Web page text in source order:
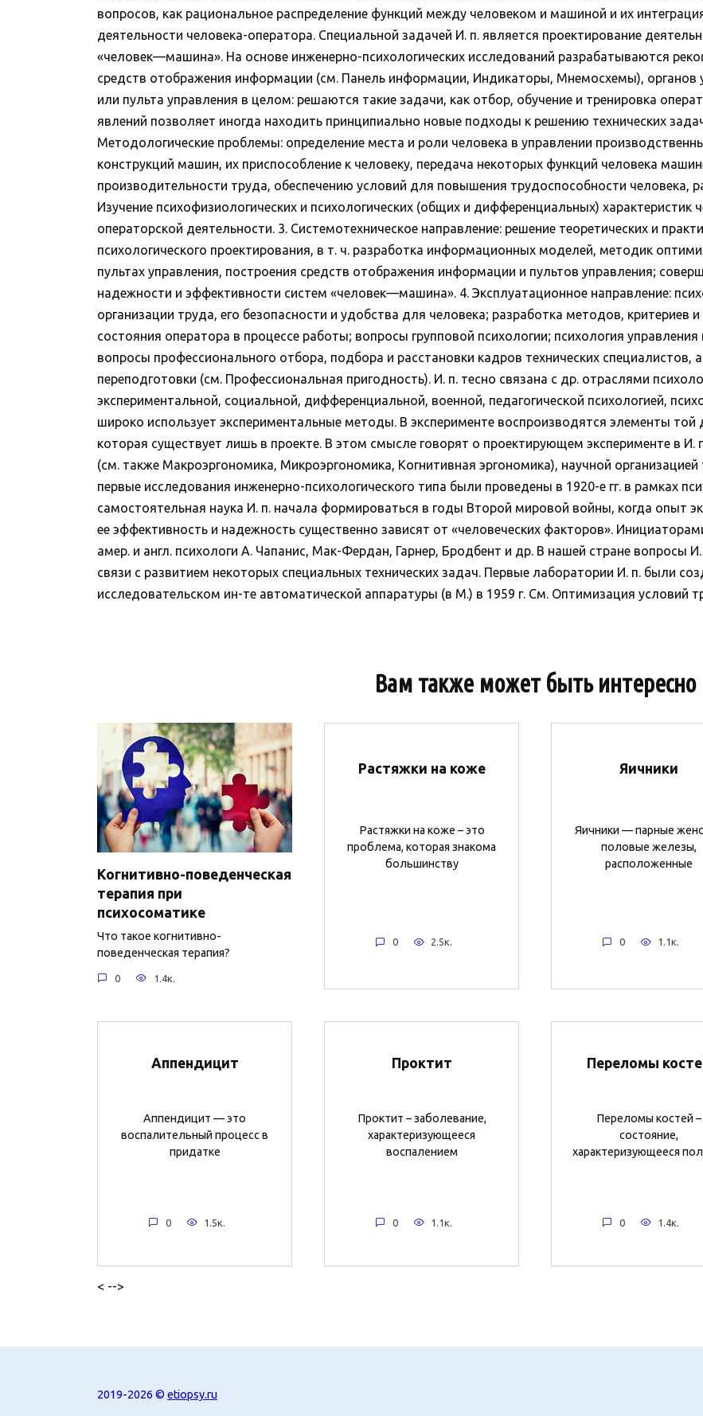
вопросов, как рациональное распределение функций между человеком и машиной и их
деятельности человека-оператора. Специальной задачей И. п. является проектирование
«человек—машина». На основе инженерно-психологических исследований разрабатываются
средств отображения информации (см. Панель информации, Индикаторы, Мнемосхемы), органов
или пульта управления в целом: решаются такие задачи, как отбор, обучение и тренировка
явлений позволяет иногда находить принципиально новые подходы к решению технических
Методологические проблемы: определение места и роли человека в управлении
конструкций машин, их приспособление к человеку, передача некоторых функций человека
производительности труда, обеспечению условий для повышения трудоспособности человека,
Изучение психофизиологических и психологических (общих и дифференциальных) характеристик
операторской деятельности. 3. Системотехническое направление: решение теоретических и
психологического проектирования, в т. ч. разработка информационных моделей, методик
пультах управления, построения средств отображения информации и пультов управления;
надежности и эффективности систем «человек—машина». 4. Эксплуатационное направление:
организации труда, его безопасности и удобства для человека; разработка методов, критериев
состояния оператора в процессе работы; вопросы групповой психологии; психология управления
вопросы профессионального отбора, подбора и расстановки кадров технических специалистов,
переподготовки (см. Профессиональная пригодность). И. п. тесно связана с др. отраслями
экспериментальной, социальной, дифференциальной, военной, педагогической психологией,
широко использует экспериментальные методы. В эксперименте воспроизводятся элементы
которая существует лишь в проекте. В этом смысле говорят о проектирующем эксперименте в И.
(см. также Макроэргономика, Микроэргономика, Когнитивная эргономика), научной организацией
первые исследования инженерно-психологического типа были проведены в 1920-е гг. в рамках
самостоятельная наука И. п. начала формироваться в годы Второй мировой войны, когда опыт
ее эффективность и надежность существенно зависят от «человеческих факторов».
амер. и англ. психологи А. Чапанис, Мак-Фердан, Гарнер, Бродбент и др. В нашей стране вопросы И.
связи с развитием некоторых специальных технических задач. Первые лаборатории И. п. были
исследовательском ин-те автоматической аппаратуры (в М.) в 1959 г. См. Оптимизация условий
Вам также может быть интересно
Когнитивно-поведенческая
терапия при
психосоматике
Что такое когнитивно-
поведенческая терапия?
0 1.4к.
Растяжки на коже
Растяжки на коже – это
проблема, которая знакома
большинству
0 2.5к.
Яичники
Яичники — парные
половые железы,
расположенные
0 1.1к.
Аппендицит
Аппендицит — это
воспалительный процесс в
придатке
0 1.5к.
Проктит
Проктит – заболевание,
характеризующееся
воспалением
0 1.1к.
Переломы
Переломы костей –
состояние,
характеризующееся
0 1.4к.
< -->
2019-2026 © etiopsy.ru